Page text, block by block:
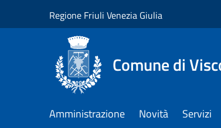
Regione Friuli Venezia Giulia
Comune di
Amministrazione Novità Servizi